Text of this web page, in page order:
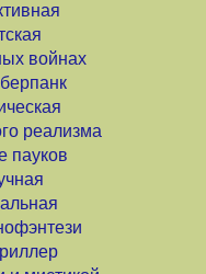
войнах
реализма
пауков